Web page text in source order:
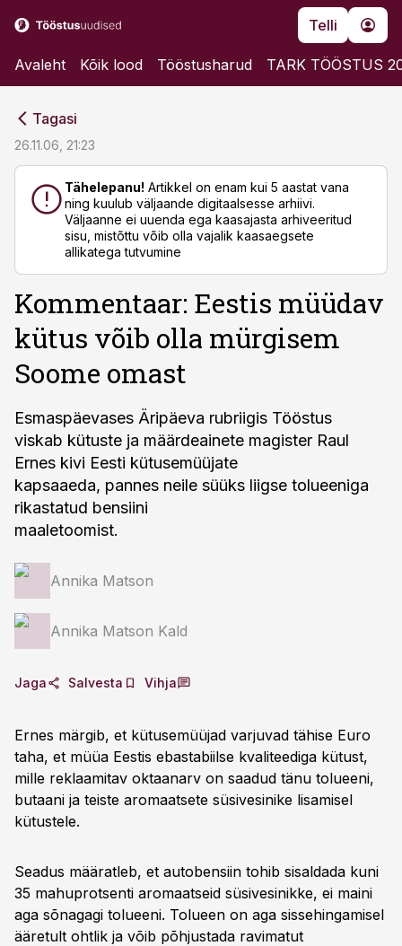
Telli
Avaleht Kõik lood Tööstusharud TARK TÖÖSTUS
Tagasi
26.11.06, 21:23
Tähelepanu! Artikkel on enam kui 5 aastat vana
ning kuulub väljaande digitaalsesse arhiivi.
Väljaanne ei uuenda ega kaasajasta arhiveeritud
sisu, mistõttu võib olla vajalik kaasaegsete
allikatega tutvumine
Kommentaar: Eestis müüdav
kütus võib olla mürgisem
Soome omast
Esmaspäevases Äripäeva rubriigis Tööstus
viskab kütuste ja määrdeainete magister Raul
Ernes kivi Eesti kütusemüüjate
kapsaaeda, pannes neile süüks liigse tolueeniga
rikastatud bensiini
maaletoomist.
Annika Matson
Annika Matson Kald
Jaga Salvesta Vihja
Ernes märgib, et kütusemüüjad varjuvad tähise Euro
taha, et müüa Eestis ebastabiilse kvaliteediga kütust,
mille reklaamitav oktaanarv on saadud tänu tolueeni,
butaani ja teiste aromaatsete süsivesinike lisamisel
kütustele.
Seadus määratleb, et autobensiin tohib sisaldada kuni
35 mahuprotsenti aromaatseid süsivesinikke, ei maini
aga sõnagagi tolueeni. Tolueen on aga sissehingamisel
ääretult ohtlik ja võib põhjustada ravimatut